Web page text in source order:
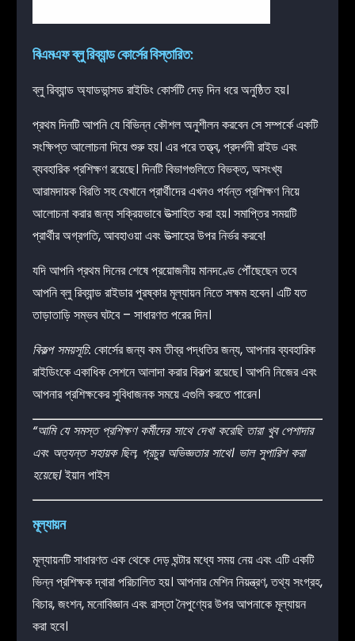
বিএমএফ ব্লু রিব্যান্ড কোর্সের বিস্তারিত:
ব্লু রিব্যান্ড অ্যাডভান্সড রাইডিং কোর্সটি দেড় দিন ধরে অনুষ্ঠিত হয়।
প্রথম দিনটি আপনি যে বিভিন্ন কৌশল অনুশীলন করবেন সে সম্পর্কে একটি
সংক্ষিপ্ত আলোচনা দিয়ে শুরু হয়। এর পরে তত্ত্ব, প্রদর্শনী রাইড এবং
ব্যবহারিক প্রশিক্ষণ রয়েছে। দিনটি বিভাগগুলিতে বিভক্ত, অসংখ্য
আরামদায়ক বিরতি সহ যেখানে প্রার্থীদের এখনও পর্যন্ত প্রশিক্ষণ নিয়ে
আলোচনা করার জন্য সক্রিয়ভাবে উত্সাহিত করা হয়। সমাপ্তির সময়টি
প্রার্থীর অগ্রগতি, আবহাওয়া এবং উত্সাহের উপর নির্ভর করবে!
যদি আপনি প্রথম দিনের শেষে প্রয়োজনীয় মানদণ্ডে পৌঁছেছেন তবে
আপনি ব্লু রিব্যান্ড রাইডার পুরষ্কার মূল্যায়ন নিতে সক্ষম হবেন। এটি যত
তাড়াতাড়ি সম্ভব ঘটবে – সাধারণত পরের দিন।
বিকল্প সময়সূচি: কোর্সের জন্য কম তীব্র পদ্ধতির জন্য, আপনার ব্যবহারিক
রাইডিংকে একাধিক সেশনে আলাদা করার বিকল্প রয়েছে। আপনি নিজের এবং
আপনার প্রশিক্ষকের সুবিধাজনক সময়ে এগুলি করতে পারেন।
“আমি যে সমস্ত প্রশিক্ষণ কর্মীদের সাথে দেখা করেছি তারা খুব পেশাদার
এবং অত্যন্ত সহায়ক ছিল, প্রচুর অভিজ্ঞতার সাথে। ভাল সুপারিশ করা
হয়েছে।ইয়ান পাইস
মূল্যায়ন
মূল্যায়নটি সাধারণত এক থেকে দেড় ঘন্টার মধ্যে সময় নেয় এবং এটি একটি
ভিন্ন প্রশিক্ষক দ্বারা পরিচালিত হয়। আপনার মেশিন নিয়ন্ত্রণ, তথ্য সংগ্রহ,
বিচার, জংশন, মনোবিজ্ঞান এবং রাস্তা নৈপুণ্যের উপর আপনাকে মূল্যায়ন
করা হবে।